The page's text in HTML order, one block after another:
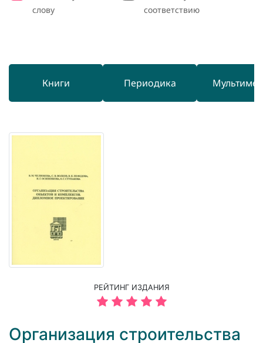
слову
соответствию
Книги Периодика
РЕЙТИНГ ИЗДАНИЯ
Организация строительства